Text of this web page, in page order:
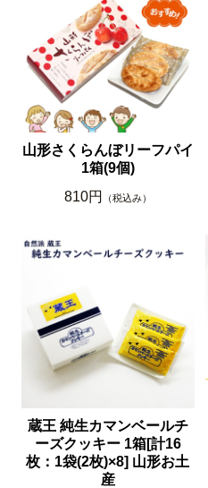
山形さくらんぼリーフパイ
1箱(9個)
810円
（税込み）
蔵王 純生カマンベールチ
ーズクッキー 1箱[計16
枚：1袋(2枚)×8] 山形お土
産